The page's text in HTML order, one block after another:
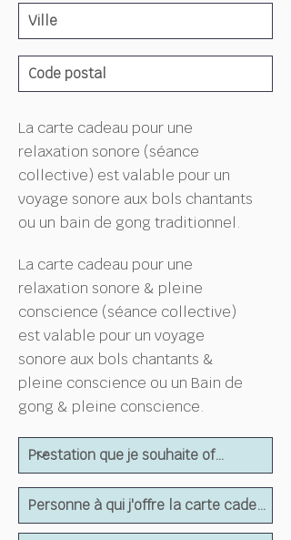
La carte cadeau pour une
relaxation sonore (séance
collective) est valable pour un
voyage sonore aux bols chantants
ou un bain de gong traditionnel.
La carte cadeau pour une
relaxation sonore & pleine
conscience (séance collective)
est valable pour un voyage
sonore aux bols chantants &
pleine conscience ou un Bain de
gong & pleine conscience.